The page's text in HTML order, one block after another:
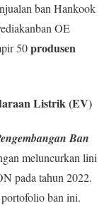
ban Hankook
OE
50produsen
Listrik (EV)
Ban
meluncurkan lini
pada tahun 2022.
portofolio ban ini.